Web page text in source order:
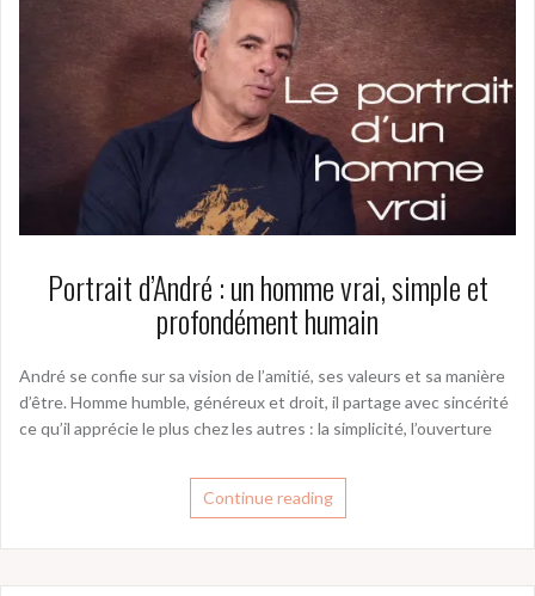
Portrait d’André : un homme vrai, simple et
profondément humain
André se confie sur sa vision de l’amitié, ses valeurs et sa manière
d’être. Homme humble, généreux et droit, il partage avec sincérité
ce qu’il apprécie le plus chez les autres : la simplicité, l’ouverture
Continue reading